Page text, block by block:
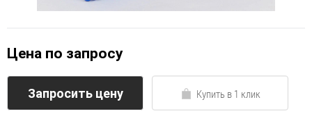
Цена по запросу
Запросить цену Купить в 1 клик